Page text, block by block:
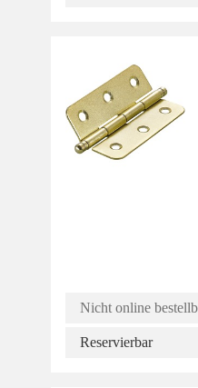
Nicht online
Reservierbar